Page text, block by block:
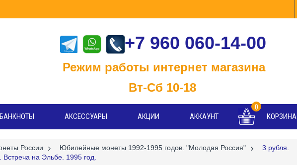
+7 960 060-14-00
Режим работы интернет магазина
Вт-Сб 10-18
БАНКНОТЫ АКСЕССУАРЫ АКЦИИ АККАУНТ
0
КОРЗИНА
России > Юбилейные монеты 1992-1995 годов. "Молодая Россия" >
3 рубля.
на Эльбе. 1995 год.